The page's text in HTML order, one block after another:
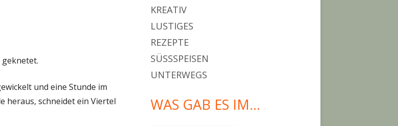
und eine Stunde im
heraus, schneidet ein Viertel
KREATIV
LUSTIGES
REZEPTE
SÜSSSPEISEN
UNTERWEGS
WAS GAB ES IM…